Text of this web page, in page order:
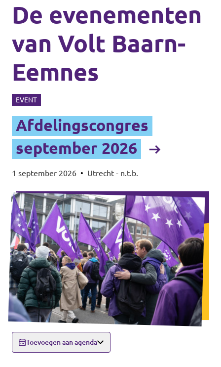
De evenementen
van Volt Baarn-
Eemnes
EVENT
Afdelingscongres
september 2026
1 september 2026 • Utrecht - n.t.b.
Toevoegen aan agenda